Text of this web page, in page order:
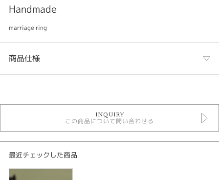
Handmade
marriage ring
商品仕様
手作り結婚指輪
メンズ
紹介文
INQUIRY
この商品について問い合わせる
最近チェックした商品